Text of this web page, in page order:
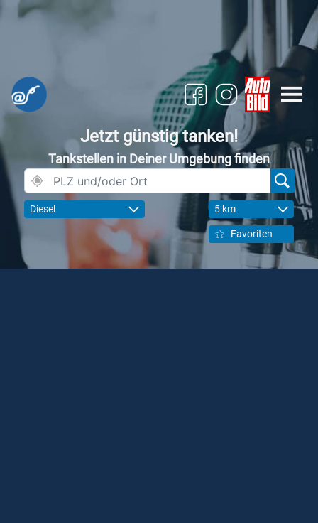
Jetzt günstig tanken!
Tankstellen in Deiner Umgebung finden
Diesel 5 km
Favoriten